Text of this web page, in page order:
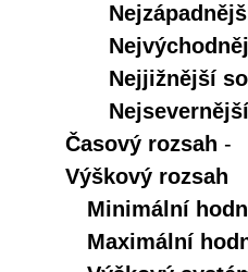
Nejjižnější
Časový rozsah -
Výškový rozsah
Minimální
Maximální